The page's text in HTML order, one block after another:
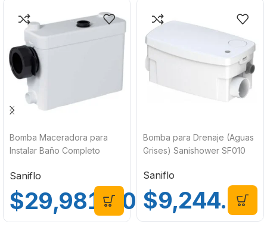
Bomba Maceradora para
Instalar Baño Completo
Saniflo
$29,981.00
Bomba para Drenaje (Aguas
Grises) Sanishower SF010
Saniflo
$9,244.00